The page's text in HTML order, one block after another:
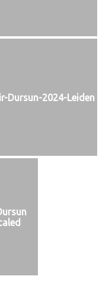
Dursun-2024-Leiden